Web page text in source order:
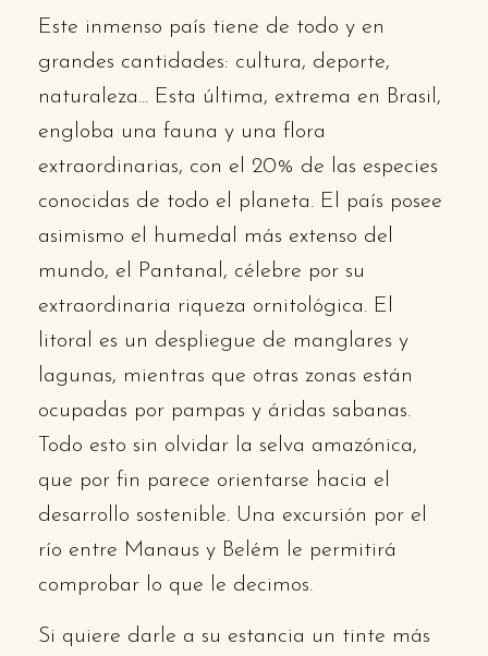
Este inmenso país tiene de todo y en
grandes cantidades: cultura, deporte,
naturaleza... Esta última, extrema en Brasil,
engloba una fauna y una flora
extraordinarias, con el 20% de las especies
conocidas de todo el planeta. El país posee
asimismo el humedal más extenso del
mundo, el Pantanal, célebre por su
extraordinaria riqueza ornitológica. El
litoral es un despliegue de manglares y
lagunas, mientras que otras zonas están
ocupadas por pampas y áridas sabanas.
Todo esto sin olvidar la selva amazónica,
que por fin parece orientarse hacia el
desarrollo sostenible. Una excursión por el
río entre Manaus y Belém le permitirá
comprobar lo que le decimos.
Si quiere darle a su estancia un tinte más